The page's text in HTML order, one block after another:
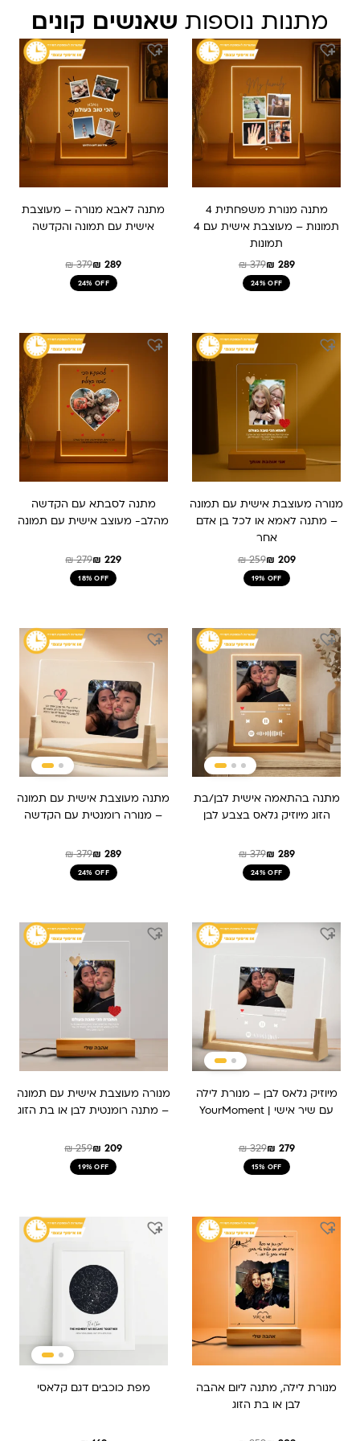
מתנות נוספות שאנשים קונים
מתנה מנורת משפחתית 4
תמונות – מעוצבת אישית עם 4
תמונות
₪379
המחיר
היה:
₪ 289
המחיר
הוא:
24% OFF
מתנה לאבא מנורה – מעוצבת
אישית עם תמונה והקדשה
₪379
המחיר
היה:
₪ 289
המחיר
הוא:
24% OFF
מנורה מעוצבת אישית עם תמונה
– מתנה לאמא או לכל בן אדם
אחר
₪259
המחיר
היה:
₪ 209
המחיר
הוא:
19% OFF
מתנה לסבתא עם הקדשה
מהלב- מעוצב אישית עם תמונה
₪279
המחיר
היה:
₪ 229
המחיר
הוא:
18% OFF
מתנה בהתאמה אישית לבן/בת
הזוג מיוזיק גלאס בצבע לבן
₪379
המחיר
היה:
₪ 379.
₪ 289
המחיר
הוא:
₪ 289.
24% OFF
מתנה מעוצבת אישית עם תמונה
– מנורה רומנטית עם הקדשה
₪379
המחיר
המקורי
היה:
₪ 289
המחיר
הנוכחי
הוא:
24% OFF
מיוזיק גלאס לבן – מנורת לילה
עם שיר אישי | YourMoment
₪329
המחיר
₪ 279
המחיר
15% OFF
מנורה מעוצבת אישית עם תמונה
– מתנה רומנטית לבן או בת הזוג
₪259
המחיר
₪ 209
המחיר
19% OFF
מנורת לילה, מתנה ליום אהבה
לבן או בת הזוג
המחיר
המקורי
היה:
המחיר
הנוכחי
הוא:
מפת כוכבים דגם קלאסי